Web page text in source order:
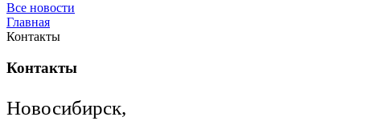
Все новости
Главная
Контакты
Контакты
Новосибирск,